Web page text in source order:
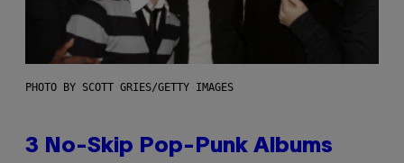
PHOTO BY SCOTT GRIES/GETTY IMAGES
3 No-Skip Pop-Punk Albums